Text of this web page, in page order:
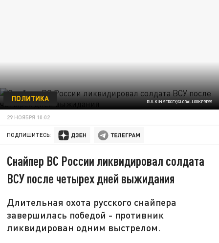
BULKIN SERGEY/GLOBALLOOKPRESS
ПОЛИТИКА
29 НОЯБРЯ 10:02
ПОДПИШИТЕСЬ:
Снайпер ВС России ликвидировал солдата
ВСУ после четырех дней выжидания
Длительная охота русского снайпера
завершилась победой - противник
ликвидирован одним выстрелом.